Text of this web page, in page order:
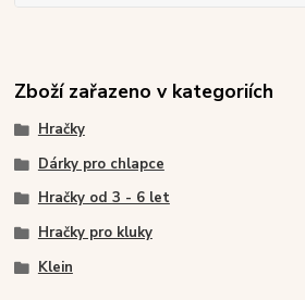
Zboží zařazeno v kategoriích
Hračky
Dárky pro chlapce
Hračky od 3 - 6 let
Hračky pro kluky
Klein